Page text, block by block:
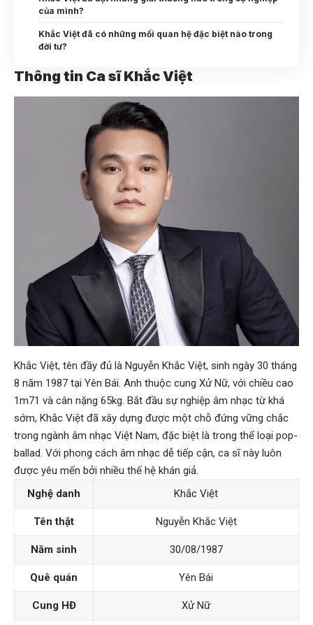
của mình?
Khắc Việt đã có những mối quan hệ đặc biệt nào trong
đời tư?
Thông tin Ca sĩ Khắc Việt
Khắc Việt, tên đầy đủ là Nguyễn Khắc Việt, sinh ngày 30 tháng
8 năm 1987 tại Yên Bái. Anh thuộc cung Xử Nữ, với chiều cao
1m71 và cân nặng 65kg. Bắt đầu sự nghiệp âm nhạc từ khá
sớm, Khắc Việt đã xây dựng được một chỗ đứng vững chắc
trong ngành âm nhạc Việt Nam, đặc biệt là trong thể loại pop-
ballad. Với phong cách âm nhạc dễ tiếp cận, ca sĩ này luôn
được yêu mến bởi nhiều thế hệ khán giả.
Nghệ danh
Khắc Việt
Tên thật Nguyễn Khắc Việt
Năm sinh 30/08/1987
Quê quán Yên Bái
Cung HĐ Xử Nữ